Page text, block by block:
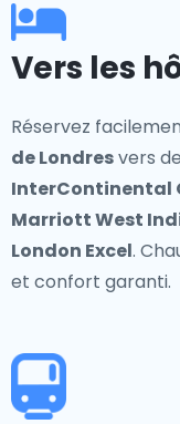
Vers les
Réservez
de Londresvers
InterContinental
Marriott West
London Excel.
et confort garanti.